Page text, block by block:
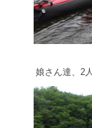
娘さん達、2